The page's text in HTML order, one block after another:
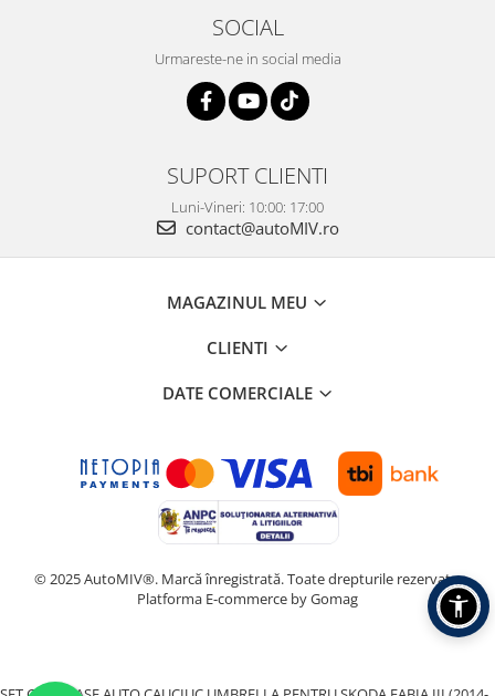
SOCIAL
Urmareste-ne in social media
SUPORT CLIENTI
Luni-Vineri: 10:00: 17:00
contact@autoMIV.ro
MAGAZINUL MEU
CLIENTI
DATE COMERCIALE
© 2025 AutoMIV®. Marcă înregistrată. Toate drepturile rezervate.
Platforma E-commerce by Gomag